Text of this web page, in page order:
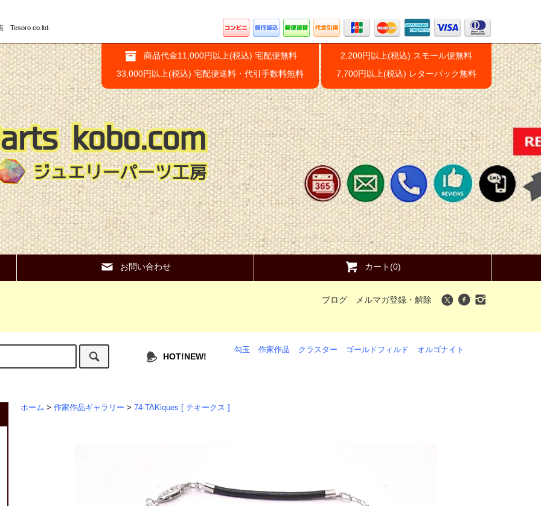
Tesoro co.ltd.
商品代金11,000円以上(税込) 宅配便無料
33,000円以上(税込) 宅配便送料・代引手数料無料
2,200円以上(税込) スモール便無料
7,700円以上(税込) レターパック無料
お問い合わせ カート(0)
ブログ メルマガ登録・解除
HOT!NEW!
勾玉 作家作品 クラスター ゴールドフィルド オルゴナイト
ホーム > 作家作品ギャラリー > 74-TAKiques [ テキークス ]